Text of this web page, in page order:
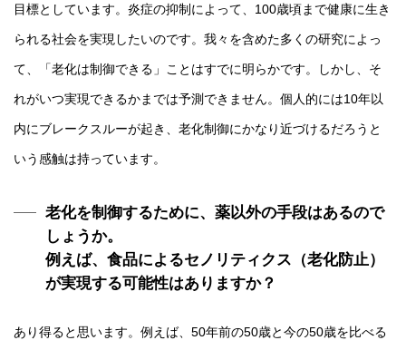
目標としています。炎症の抑制によって、100歳頃まで健康に生き
られる社会を実現したいのです。我々を含めた多くの研究によっ
て、「老化は制御できる」ことはすでに明らかです。しかし、そ
れがいつ実現できるかまでは予測できません。個人的には10年以
内にブレークスルーが起き、老化制御にかなり近づけるだろうと
いう感触は持っています。
老化を制御するために、薬以外の手段はあるので
しょうか。
例えば、食品によるセノリティクス（老化防止）
が実現する可能性はありますか？
あり得ると思います。例えば、50年前の50歳と今の50歳を比べる